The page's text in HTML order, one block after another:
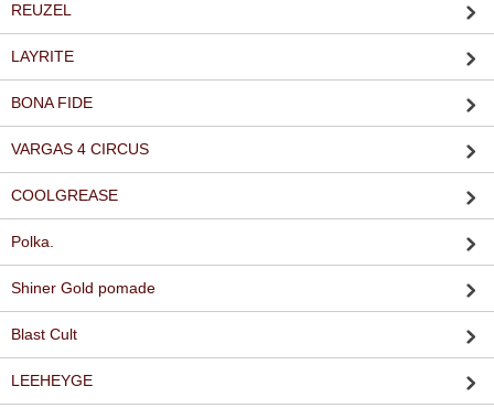
REUZEL
LAYRITE
BONA FIDE
VARGAS 4 CIRCUS
COOLGREASE
Polka.
Shiner Gold pomade
Blast Cult
LEEHEYGE